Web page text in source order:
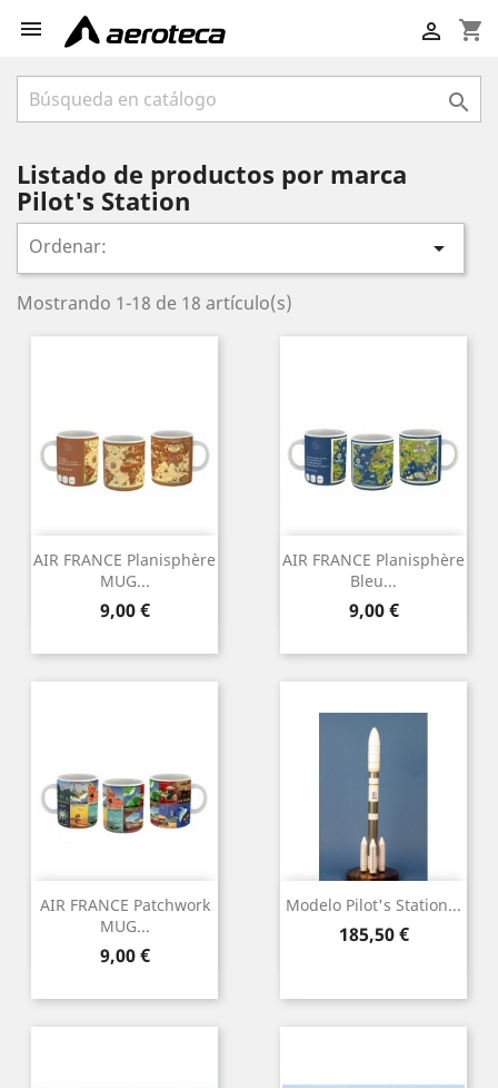
 shopping_cart


Listado de productos por marca
Pilot's Station
Ordenar: 
Mostrando 1-18 de 18 artículo(s)
AIR FRANCE Planisphère
MUG...
Precio
9,00 €
AIR FRANCE Planisphère
Bleu...
Precio
9,00 €
AIR FRANCE Patchwork
MUG...
Precio
9,00 €
Modelo Pilot's Station...
Precio
185,50 €